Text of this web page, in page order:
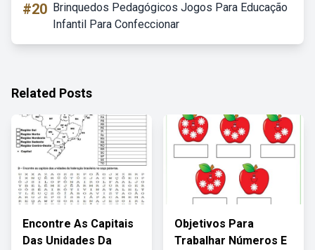
#20 Brinquedos Pedagógicos Jogos Para Educação
Infantil Para Confeccionar
Related Posts
Encontre As Capitais
Das Unidades Da
Objetivos Para
Trabalhar Números E